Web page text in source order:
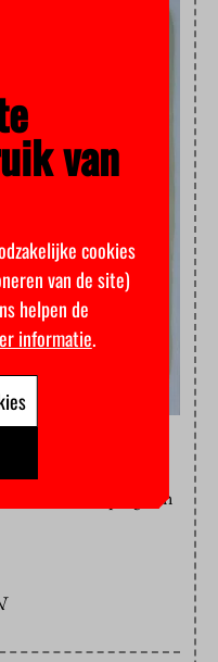
Ze
tiende verdieping van
van
cookies
van de site)
helpen de
informatie.